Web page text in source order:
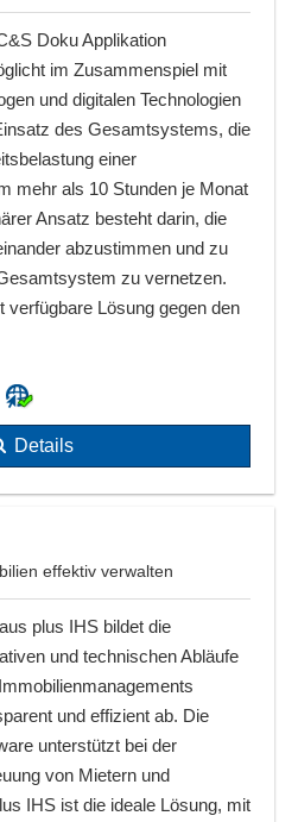
Doku Applikation
im Zusammenspiel mit
und digitalen Technologien
des Gesamtsystems, die
einer
mehr als 10 Stunden je Monat
Ansatz besteht darin, die
abzustimmen und zu
zu vernetzen.
verfügbare Lösung gegen den
Details
effektiv verwalten
plus IHS bildet die
und technischen Abläufe
und effizient ab. Die
unterstützt bei der
von Mietern und
IHS ist die ideale Lösung, mit